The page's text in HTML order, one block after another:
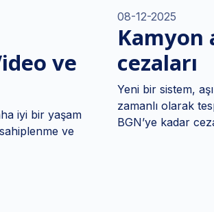
ve
iyi bir yaşam
ve
08-12-2025
Kamyon
cezaları
Yeni bir sistem,
zamanlı olarak
BGN’ye kadar